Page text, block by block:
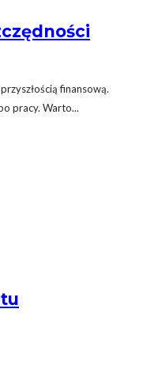
finansową.
pracy. Warto...